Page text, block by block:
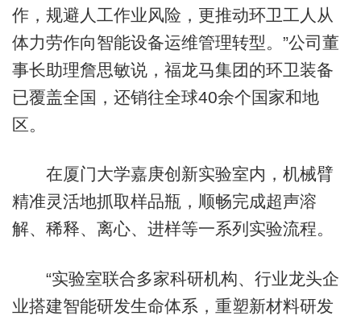
作，规避人工作业风险，更推动环卫工人从
体力劳作向智能设备运维管理转型。”公司董
事长助理詹思敏说，福龙马集团的环卫装备
已覆盖全国，还销往全球40余个国家和地
区。
在厦门大学嘉庚创新实验室内，机械臂
精准灵活地抓取样品瓶，顺畅完成超声溶
解、稀释、离心、进样等一系列实验流程。
“实验室联合多家科研机构、行业龙头企
业搭建智能研发生命体系，重塑新材料研发